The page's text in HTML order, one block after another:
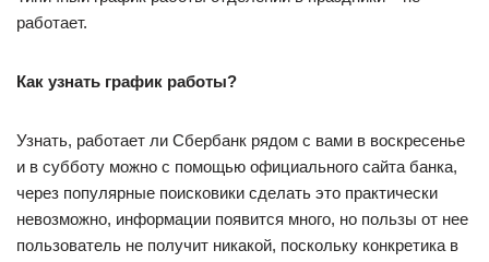
работает.
Как узнать график работы?
Узнать, работает ли Сбербанк рядом с вами в воскресенье
и в субботу можно с помощью официального сайта банка,
через популярные поисковики сделать это практически
невозможно, информации появится много, но пользы от нее
пользователь не получит никакой, поскольку конкретика в